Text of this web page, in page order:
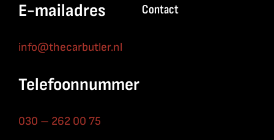
E-mailadres
info@thecarbutler.nl
Telefoonnummer
030 – 262 00 75
Contact